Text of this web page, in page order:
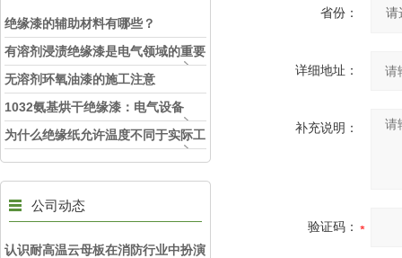
绝缘漆的辅助材料有哪些？
有溶剂浸渍绝缘漆是电气领域的重要
材料
无溶剂环氧油漆的施工注意
1032氨基烘干绝缘漆：电气设备
的“防护铠甲”
为什么绝缘纸允许温度不同于实际工
作温度
公司动态
认识耐高温云母板在消防行业中扮演
省份：
详细地址：
补充说明：
验证码：